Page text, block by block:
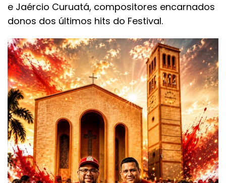
e Jaércio Curuatá, compositores encarnados
donos dos últimos hits do Festival.